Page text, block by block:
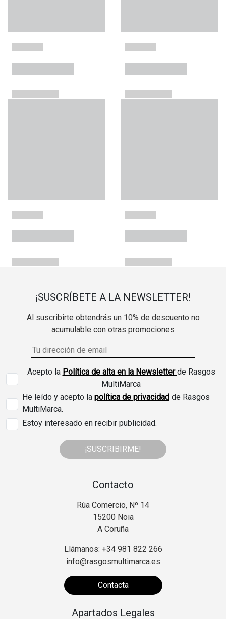
¡SUSCRÍBETE A LA NEWSLETTER!
Al suscribirte obtendrás un 10% de descuento no
acumulable con otras promociones
Acepto la Política de alta en la Newsletterde Rasgos
MultiMarca
He leído y acepto la política de privacidad de Rasgos
MultiMarca.
Estoy interesado en recibir publicidad.
¡SUSCRIBIRME!
Contacto
Rúa Comercio, Nº 14
15200 Noia
A Coruña
Llámanos: +34 981 822 266
info@rasgosmultimarca.es
Contacta
Apartados Legales